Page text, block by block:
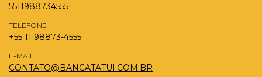
5511988734555
TELEFONE
+55 11 98873-4555
E-MAIL
CONTATO@BANCATATUI.COM.BR